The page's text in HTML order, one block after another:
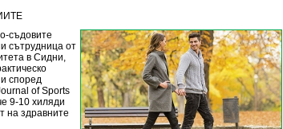
съдовите
сътрудница от
в Сидни,
според
of Sports
9-10 хиляди
на здравните